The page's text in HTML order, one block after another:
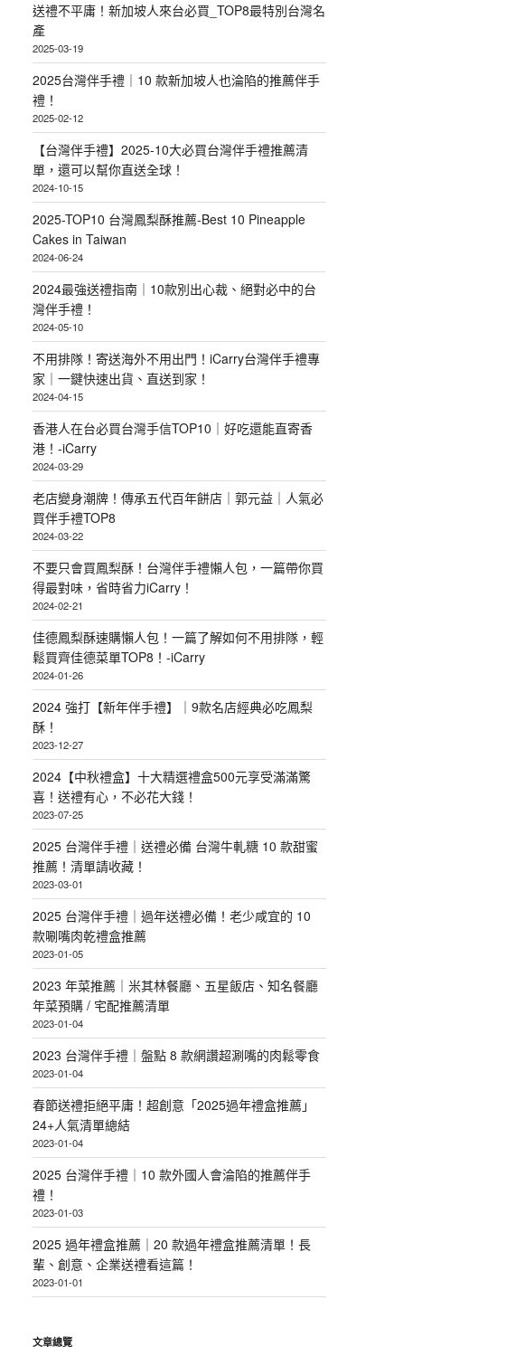
送禮不平庸！新加坡人來台必買_TOP8最特別台灣名
產
2025-03-19
2025台灣伴手禮｜10 款新加坡人也淪陷的推薦伴手
禮！
2025-02-12
【台灣伴手禮】2025-10大必買台灣伴手禮推薦清
單，還可以幫你直送全球！
2024-10-15
2025-TOP10 台灣鳳梨酥推薦-Best 10 Pineapple
Cakes in Taiwan
2024-06-24
2024最強送禮指南｜10款別出心裁、絕對必中的台
灣伴手禮！
2024-05-10
不用排隊！寄送海外不用出門！iCarry台灣伴手禮專
家｜一鍵快速出貨、直送到家！
2024-04-15
香港人在台必買台灣手信TOP10｜好吃還能直寄香
港！-iCarry
2024-03-29
老店變身潮牌！傳承五代百年餅店｜郭元益｜人氣必
買伴手禮TOP8
2024-03-22
不要只會買鳳梨酥！台灣伴手禮懶人包，一篇帶你買
得最對味，省時省力iCarry！
2024-02-21
佳德鳳梨酥速購懶人包！一篇了解如何不用排隊，輕
鬆買齊佳德菜單TOP8！-iCarry
2024-01-26
2024 強打【新年伴手禮】｜9款名店經典必吃鳳梨
酥！
2023-12-27
2024【中秋禮盒】十大精選禮盒500元享受滿滿驚
喜！送禮有心，不必花大錢！
2023-07-25
2025 台灣伴手禮｜送禮必備 台灣牛軋糖 10 款甜蜜
推薦！清單請收藏！
2023-03-01
2025 台灣伴手禮｜過年送禮必備！老少咸宜的 10
款唰嘴肉乾禮盒推薦
2023-01-05
2023 年菜推薦｜米其林餐廳、五星飯店、知名餐廳
年菜預購 / 宅配推薦清單
2023-01-04
2023 台灣伴手禮｜盤點 8 款網讚超涮嘴的肉鬆零食
2023-01-04
春節送禮拒絕平庸！超創意「2025過年禮盒推薦」
24+人氣清單總結
2023-01-04
2025 台灣伴手禮｜10 款外國人會淪陷的推薦伴手
禮！
2023-01-03
2025 過年禮盒推薦｜20 款過年禮盒推薦清單！長
輩、創意、企業送禮看這篇！
2023-01-01
文章總覽